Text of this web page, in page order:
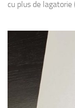
cu plus de lagatorie